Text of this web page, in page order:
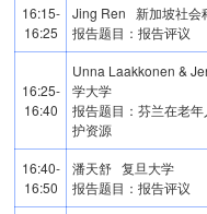
16:15-
16:25
Jing Ren 新加坡社会
报告题目：报告评议
16:25-
16:40
Unna Laakkonen &
学大学
报告题目：芬兰在老
护资源
16:40-
16:50
潘天舒 复旦大学
报告题目：报告评议